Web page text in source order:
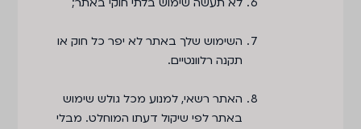
לא תעשה שימוש בלתי חוקי באתר;
השימוש שלך באתר לא יפר כל חוק או
תקנה רלוונטיים.
האתר רשאי, למנוע מכל גולש שימוש
באתר לפי שיקול דעתו המוחלט. מבלי